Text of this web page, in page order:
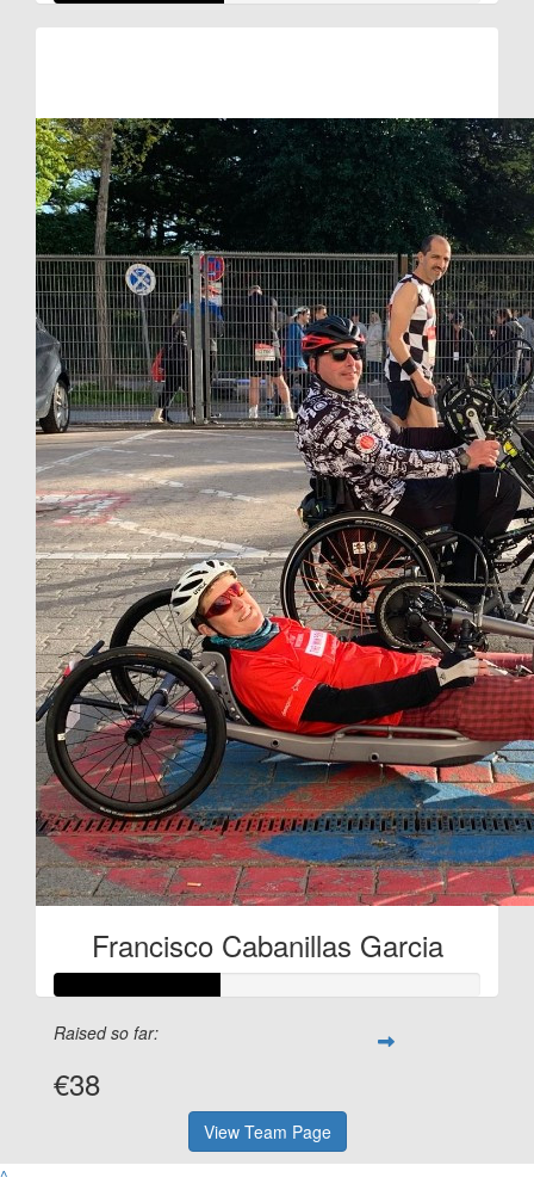
Francisco Cabanillas Garcia
Raised so far:
€38
View Team Page
^